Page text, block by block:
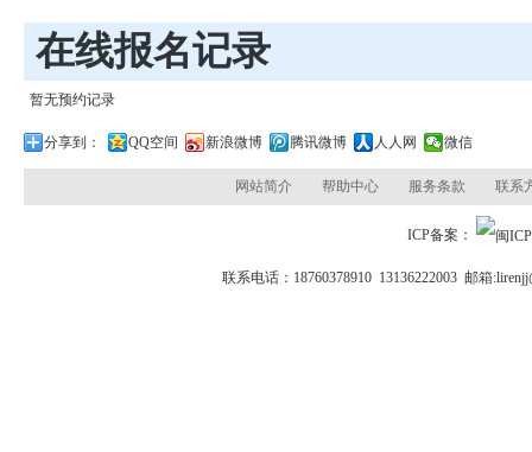
在线报名记录
暂无预约记录
分享到： QQ空间 新浪微博 腾讯微博 人人网 微信
网站简介 帮助中心 服务条款 联系
ICP备案：
联系电话：18760378910 13136222003 邮箱